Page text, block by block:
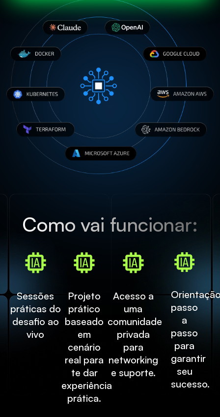
Como vai funcionar:
Sessões
práticas do
desafio ao
vivo
Projeto
prático
baseado
em
cenário
real para
te dar
experiência
prática.
Acesso a
uma
comunidade
privada
para
networking
e suporte.
passo
a
passo
para
garantir
seu
sucesso.